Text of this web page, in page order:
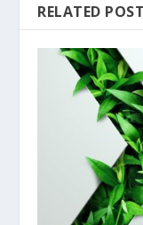
RELATED